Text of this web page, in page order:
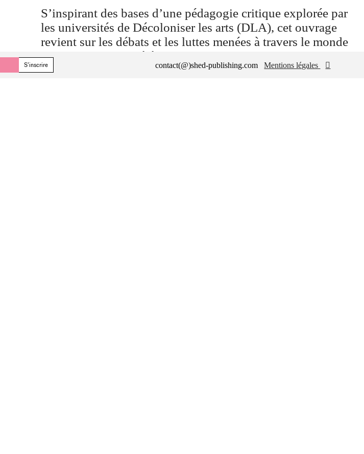
S’inspirant des bases d’une pédagogie critique explorée par
les universités de Décoloniser les arts (DLA), cet ouvrage
revient sur les débats et les luttes menées à travers le monde
autour de statues, célébrant esclavagistes et colonialistes, « au
pied desquelles le pouvoir dépose des gerbes de fleurs. »
contact(@)shed-publishing.comMentions légales ︎